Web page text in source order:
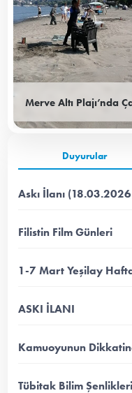
Merve Altı Plajı’nda
Duyurular
Askı İlanı
Filistin Film Günleri
1-7 Mart Yeşilay
ASKI İLANI
Kamuoyunun
Tübitak Bilim